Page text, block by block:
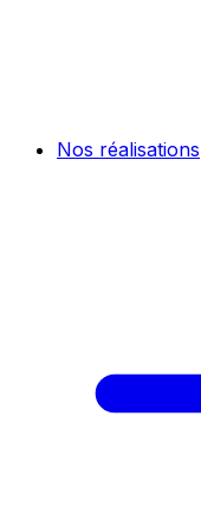
Nos réalisations